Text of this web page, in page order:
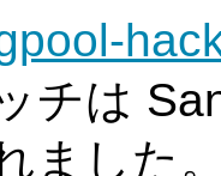
チは
ました